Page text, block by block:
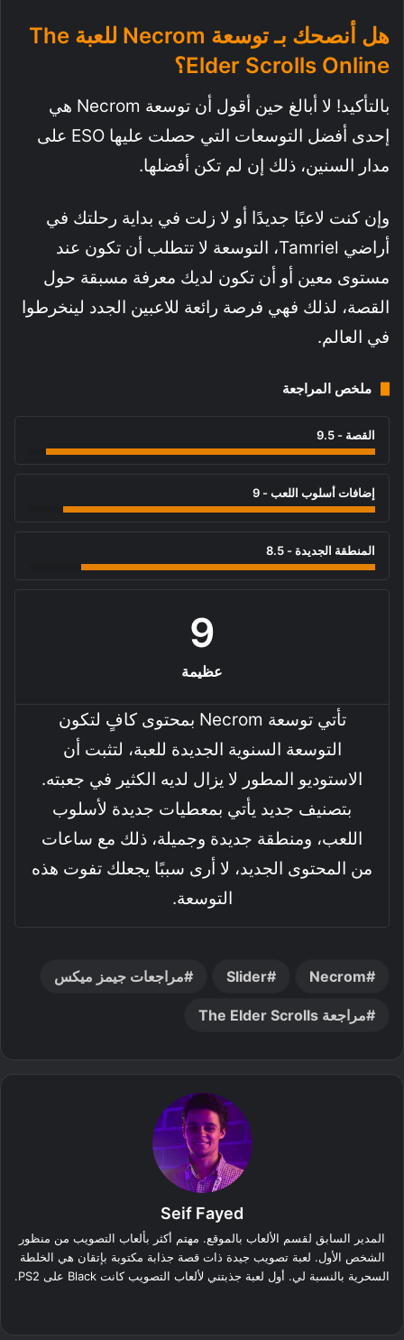
هل أنصحك بـ توسعة Necrom للعبة The
Elder Scrolls Online؟
بالتأكيد! لا أبالغ حين أقول أن توسعة Necrom هي
إحدى أفضل التوسعات التي حصلت عليها ESO على
مدار السنين، ذلك إن لم تكن أفضلها.
وإن كنت لاعبًا جديدًا أو لا زلت في بداية رحلتك في
أراضي Tamriel، التوسعة لا تتطلب أن تكون عند
مستوى معين أو أن تكون لديك معرفة مسبقة حول
القصة، لذلك فهي فرصة رائعة للاعبين الجدد لينخرطوا
في العالم.
ملخص المراجعة
القصة - 9.5
إضافات أسلوب اللعب - 9
المنطقة الجديدة - 8.5
9
عظيمة
تأتي توسعة Necrom بمحتوى كافٍ لتكون
التوسعة السنوية الجديدة للعبة، لتثبت أن
الاستوديو المطور لا يزال لديه الكثير في جعبته.
بتصنيف جديد يأتي بمعطيات جديدة لأسلوب
اللعب، ومنطقة جديدة وجميلة، ذلك مع ساعات
من المحتوى الجديد، لا أرى سببًا يجعلك تفوت هذه
التوسعة.
Necrom
Slider مراجعات جيمز ميكس
مراجعة The Elder Scrolls
Seif Fayed
المدير السابق لقسم الألعاب بالموقع. مهتم أكثر بألعاب التصويب من منظور
الشخص الأول. لعبة تصويب جيدة ذات قصة جذابة مكتوبة بإتقان هي الخلطة
السحرية بالنسبة لي. أول لعبة جذبتني لألعاب التصويب كانت Black على PS2.